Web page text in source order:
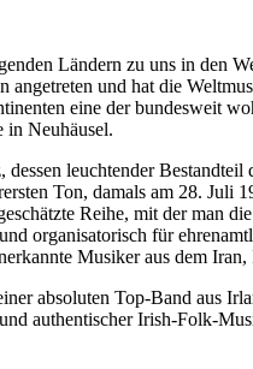
Ländern zu uns in
und hat die
eine der bundesweit
in Neuhäusel.
leuchtender
Ton, damals am 28.
Reihe, mit der man
organisatorisch für
Musiker aus dem
absoluten Top-Band
authentischer Irish-Folk-